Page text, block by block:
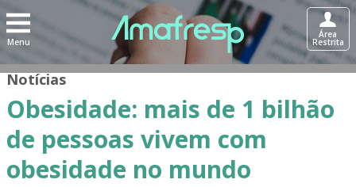
Menu
Área
Restrita
Notícias
Obesidade: mais de 1 bilhão
de pessoas vivem com
obesidade no mundo